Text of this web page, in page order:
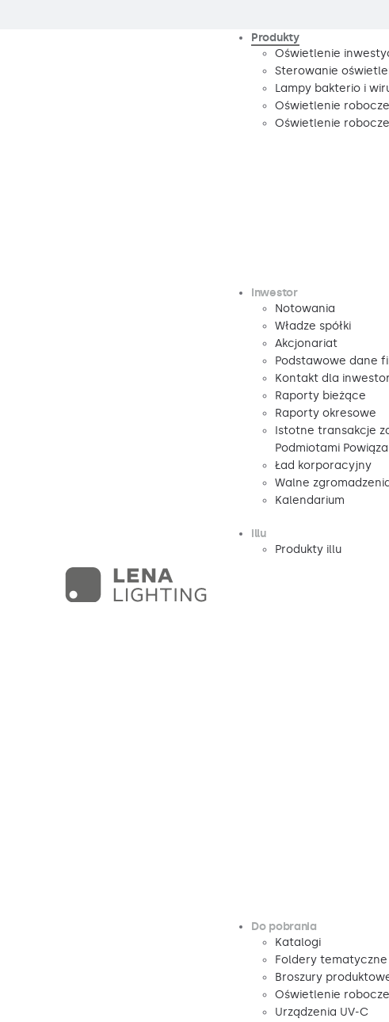
Produkty
Oświetlenie
Sterowanie
Lampy bakterio i
Oświetlenie
Oświetlenie
Inwestor
Notowania
Władze spółki
Akcjonariat
Podstawowe dane
Kontakt dla
Raporty bieżące
Raporty okresowe
Istotne transakcje
Podmiotami
Ład korporacyjny
Walne
Kalendarium
illu
Produkty illu
Do pobrania
Katalogi
Foldery tematyczne
Broszury
Oświetlenie robocze
Urządzenia UV-C